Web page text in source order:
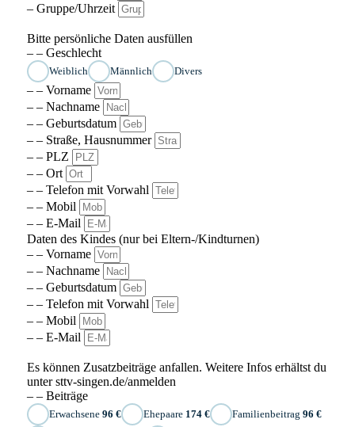
– Gruppe/Uhrzeit
Bitte persönliche Daten ausfüllen
– – Geschlecht
Weiblich Männlich Divers
– – Vorname
– – Nachname
– – Geburtsdatum
– – Straße, Hausnummer
– – PLZ
– – Ort
– – Telefon mit Vorwahl
– – Mobil
– – E-Mail
Daten des Kindes (nur bei Eltern-/Kindturnen)
– – Vorname
– – Nachname
– – Geburtsdatum
– – Telefon mit Vorwahl
– – Mobil
– – E-Mail
Es können Zusatzbeiträge anfallen. Weitere Infos erhältst du
unter sttv-singen.de/anmelden
– – Beiträge
Erwachsene 96 € Ehepaare 174 € Familienbeitrag 96 €